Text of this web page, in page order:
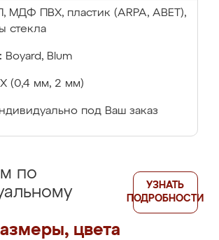
МДФ ПВХ, пластик (ARPA, ABET),
стекла
Boyard, Blum
(0,4 мм, 2 мм)
под Ваш заказ
по
цвета
УЗНАТЬ
ПОДРОБНОСТИ